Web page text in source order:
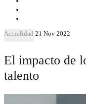
Actualidad 21 Nov 2022
El impacto de
talento